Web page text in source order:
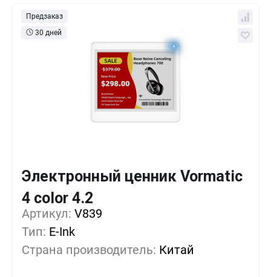
Предзаказ
30 дней
Электронный ценник Vormatic
4 color 4.2
Артикул: V839
Тип: E-Ink
Страна производитель: Китай
1+ 0%
500+
1000+ -30%